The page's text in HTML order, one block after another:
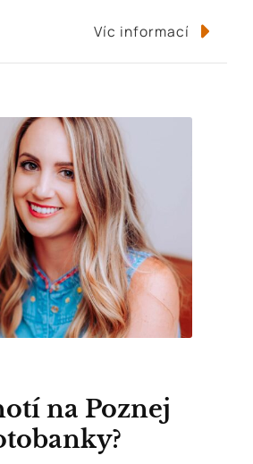
Víc informací
na Poznej